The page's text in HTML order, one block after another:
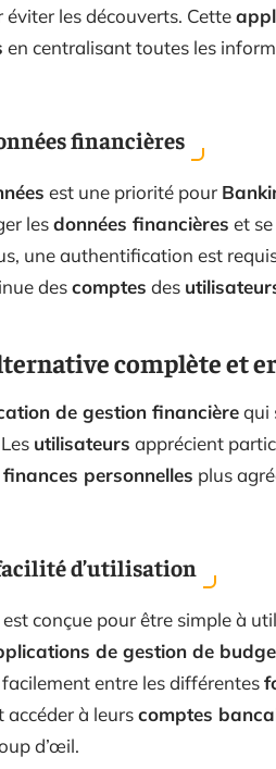
les découverts. Cette
en centralisant toutes les
financières
est une priorité pour
lesdonnées financières et
une authentification est
descomptes des
complète et
de gestion financièrequi
utilisateurs apprécient
personnelles plus
d’utilisation
est conçue pour être simple à
de gestion de
entre les différentes
à leurscomptes
d’œil.